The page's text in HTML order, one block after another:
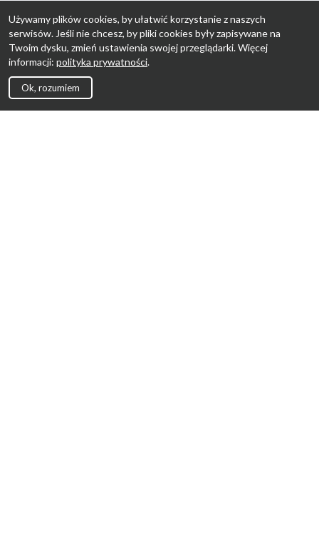
Używamy plików cookies, by ułatwić korzystanie z naszych
serwisów. Jeśli nie chcesz, by pliki cookies były zapisywane na
Twoim dysku, zmień ustawienia swojej przeglądarki. Więcej
informacji: polityka prywatności.
Ok, rozumiem